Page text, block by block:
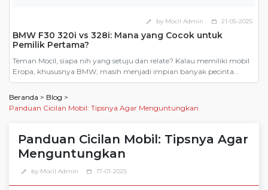
edit by Mocil Admin calendar_today 21-05-2025
BMW F30 320i vs 328i: Mana yang Cocok untuk
Pemilik Pertama?
Teman Mocil, siapa nih yang setuju dan relate? Kalau memiliki mobil
Eropa, khususnya BMW, masih menjadi impian banyak pecinta
otomotif. Dari sekian banyak model, BMW F30, generasi keenam dari
Seri 3 yang diproduksi antara 2012 hingga 2019, menjadi pilihan
paling masuk akal. Terutama karena harganya yang kini kian
bersahabat di pasar mobil bekas. Tapi ketika […]
Beranda > Blog >
Panduan Cicilan Mobil: Tipsnya Agar Menguntungkan
Panduan Cicilan Mobil: Tipsnya Agar
Menguntungkan
edit by Mocil Admin calendar_today 17-01-2025